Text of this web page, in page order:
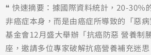
❝ 快速摘要：據國際資料統計，20-30%
非癌症本身，而是由癌症所導致的「惡
基金會12月盛大舉辦「抗癌防惡 營養制
座，邀請多位專家破解抗癌營養補充迷